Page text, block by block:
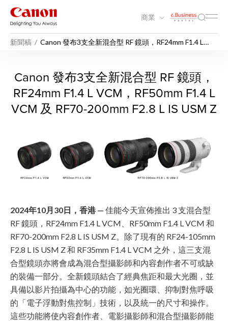
商業
新聞稿
Canon 發布3支全新混合型 RF 鏡頭，RF24mm F1.4 L
Canon 發布3支全新混合型
Canon 發布3支全新混合型 RF 鏡頭，
RF24mm F1.4 L VCM，RF50mm F1.4 L
VCM 及 RF70-200mm F2.8 L IS USM Z
2024年10月30日，香港 — 佳能今天宣佈推出 3 支混合型
RF 鏡頭，RF24mm F1.4 L VCM、RF50mm F1.4 L VCM 和
RF70-200mm F2.8 L IS USM Z。除了現有的 RF24-105mm
F2.8 L IS USM Z 和 RF35mm F1.4 L VCM 之外，這三支混
合型鏡頭亦將會成為混合型攝影師和內容創作者不可或缺
的裝備一部分。全新鏡頭結合了經典焦距和最大光圈，並
具備以影片拍攝為中心的功能，如光圈環、抑制對焦呼吸
的「電子浮動對焦控制」技術，以及統一的尺寸和操作。
這些功能將使內容創作者、電影攝影師和混合型攝影師能